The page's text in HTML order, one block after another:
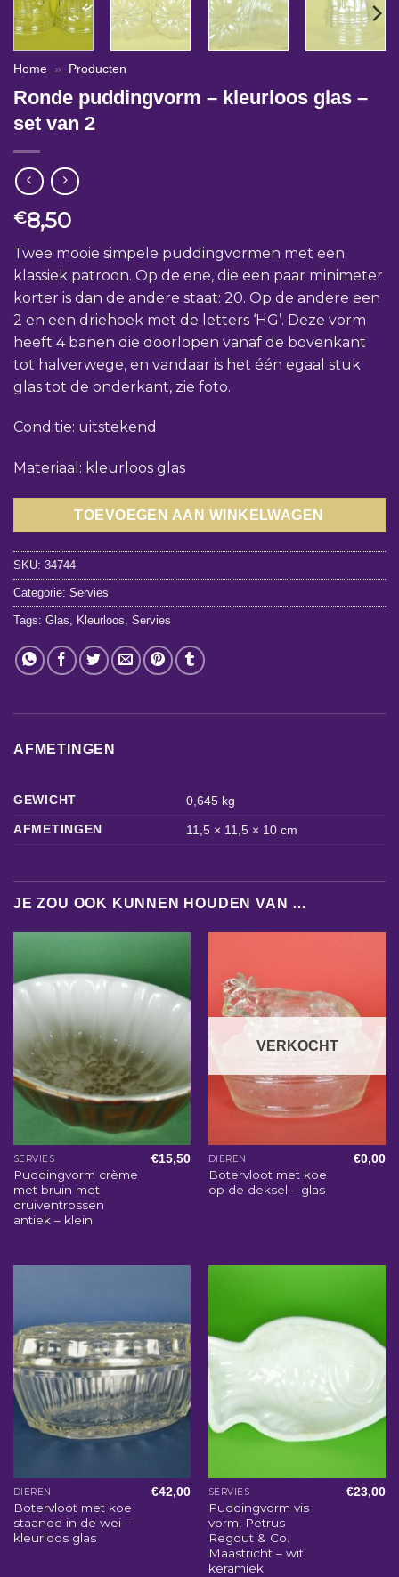
Home » Producten
Ronde puddingvorm – kleurloos glas –
set van 2
€8,50
Twee mooie simpele puddingvormen met een
klassiek patroon. Op de ene, die een paar minimeter
korter is dan de andere staat: 20. Op de andere een
2 en een driehoek met de letters ‘HG’. Deze vorm
heeft 4 banen die doorlopen vanaf de bovenkant
tot halverwege, en vandaar is het één egaal stuk
glas tot de onderkant, zie foto.
Conditie: uitstekend
Materiaal: kleurloos glas
TOEVOEGEN AAN WINKELWAGEN
SKU: 34744
Categorie: Servies
Tags: Glas Kleurloos Servies
AFMETINGEN
GEWICHT
0,645 kg
AFMETINGEN
11,5 × 11,5 × 10 cm
JE ZOU OOK KUNNEN HOUDEN VAN …
SERVIES
Puddingvorm crème
met bruin met
druiventrossen
antiek – klein
€15,50
VERKOCHT
DIEREN
Botervloot met koe
op de deksel – glas
€0,00
DIEREN
Botervloot met koe
staande in de wei –
kleurloos glas
€42,00 SERVIES
Puddingvorm vis
vorm, Petrus
Regout & Co.
Maastricht – wit
keramiek
€23,00